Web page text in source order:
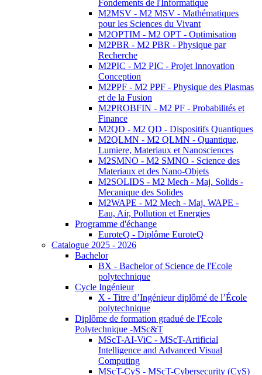
Fondements de l'Informatique
M2MSV - M2 MSV - Mathématiques
pour les Sciences du Vivant
M2OPTIM - M2 OPT - Optimisation
M2PBR - M2 PBR - Physique par
Recherche
M2PIC - M2 PIC - Projet Innovation
Conception
M2PPF - M2 PPF - Physique des Plasmas
et de la Fusion
M2PROBFIN - M2 PF - Probabilités et
Finance
M2QD - M2 QD - Dispositifs Quantiques
M2QLMN - M2 QLMN - Quantique,
Lumiere, Materiaux et Nanosciences
M2SMNO - M2 SMNO - Science des
Materiaux et des Nano-Objets
M2SOLIDS - M2 Mech - Maj. Solids -
Mecanique des Solides
M2WAPE - M2 Mech - Maj. WAPE -
Eau, Air, Pollution et Energies
Programme d'échange
EuroteQ - Diplôme EuroteQ
Catalogue 2025 - 2026
Bachelor
BX - Bachelor of Science de l'Ecole
polytechnique
Cycle Ingénieur
X - Titre d’Ingénieur diplômé de l’École
polytechnique
Diplôme de formation gradué de l'Ecole
Polytechnique -MSc&T
MScT-AI-ViC - MScT-Artificial
Intelligence and Advanced Visual
Computing
MScT-CyS - MScT-Cybersecurity (CyS)